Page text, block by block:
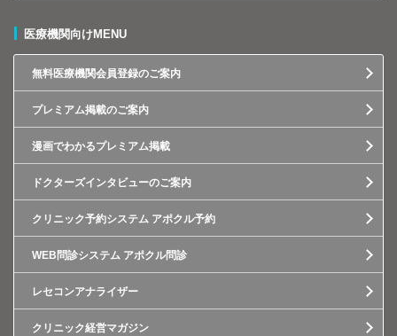
医療機関向けMENU
無料医療機関会員登録のご案内
プレミアム掲載のご案内
漫画でわかるプレミアム掲載
ドクターズインタビューのご案内
クリニック予約システム アポクル予約
WEB問診システム アポクル問診
レセコンアナライザー
クリニック経営マガジン